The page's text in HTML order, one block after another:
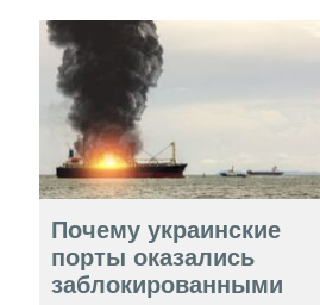
Почему украинские
порты оказались
заблокированными